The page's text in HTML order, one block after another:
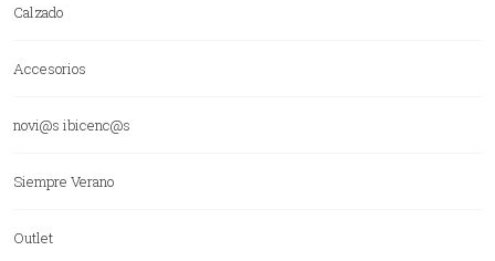
Calzado
Accesorios
novi@s ibicenc@s
Siempre Verano
Outlet